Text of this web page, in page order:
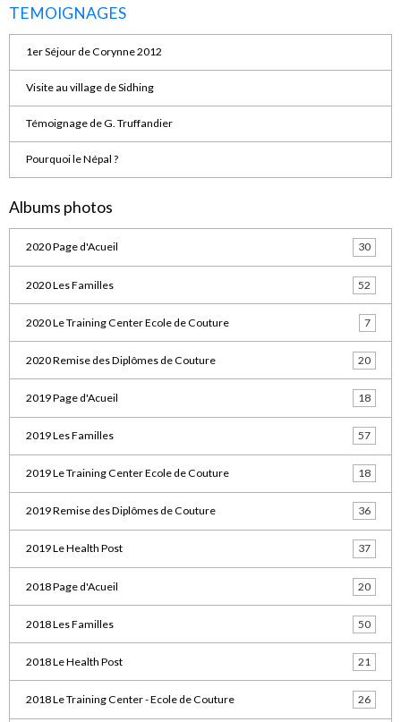
TEMOIGNAGES
1er Séjour de Corynne 2012
Visite au village de Sidhing
Témoignage de G. Truffandier
Pourquoi le Népal ?
Albums photos
2020 Page d'Acueil 30
2020 Les Familles 52
2020 Le Training Center Ecole de Couture 7
2020 Remise des Diplômes de Couture 20
2019 Page d'Acueil 18
2019 Les Familles 57
2019 Le Training Center Ecole de Couture 18
2019 Remise des Diplômes de Couture 36
2019 Le Health Post 37
2018 Page d'Acueil 20
2018 Les Familles 50
2018 Le Health Post 21
2018 Le Training Center - Ecole de Couture 26